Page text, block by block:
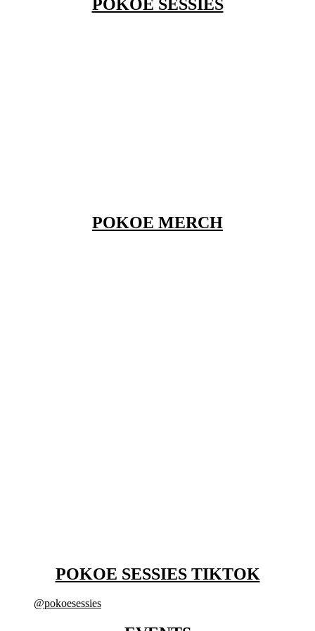
POKOE SESSIES
POKOE MERCH
POKOE SESSIES TIKTOK
@pokoesessies